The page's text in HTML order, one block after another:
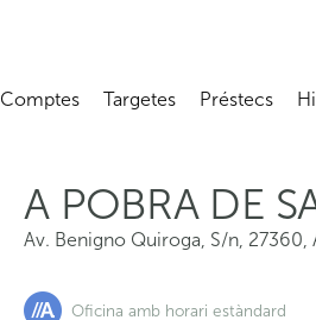
Comptes
Abrir submenú
Targetes
Abrir submenú
Préstecs
A POBRA DE
Av. Benigno Quiroga, S/n, 27360,
Oficina amb horari estàndard